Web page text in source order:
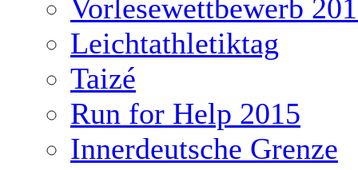
Vorlesewettbewerb
Leichtathletiktag
Taizé
Run for Help 2015
Innerdeutsche Grenze